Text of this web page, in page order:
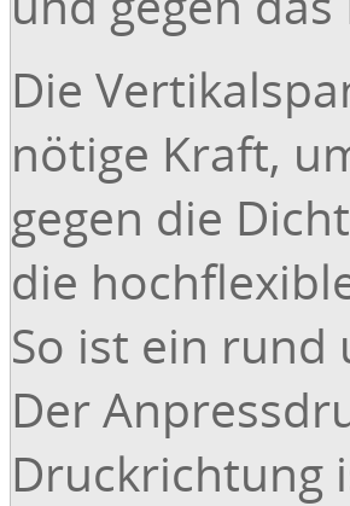
(andere Maße auf Anfrage)
Gewünschte Barrierenhöhe (BH)
Gewünschte Lichte Weite (LW)
Sonstiges:
Die
nötige Kraft,
gegen die
die
So ist ein rund
Der
Druckrichtung